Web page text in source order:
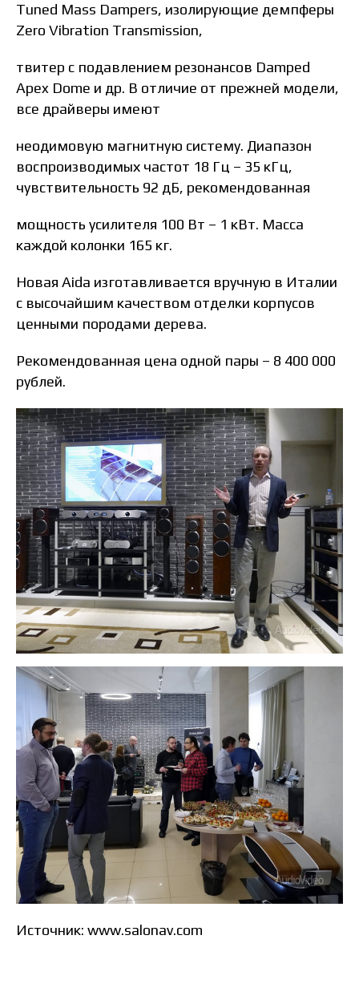
Tuned Mass Dampers, изолирующие демпферы
Zero Vibration Transmission,
твитер с подавлением резонансов Damped
Apex Dome и др. В отличие от прежней модели,
все драйверы имеют
неодимовую магнитную систему. Диапазон
воспроизводимых частот 18 Гц – 35 кГц,
чувствительность 92 дБ, рекомендованная
мощность усилителя 100 Вт – 1 кВт. Масса
каждой колонки 165 кг.
Новая Aida изготавливается вручную в Италии
с высочайшим качеством отделки корпусов
ценными породами дерева.
Рекомендованная цена одной пары – 8 400 000
рублей.
Источник: www.salonav.com